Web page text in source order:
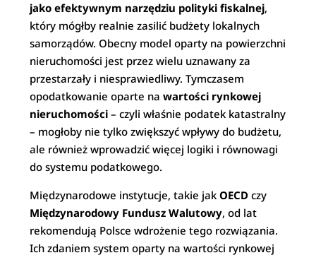
jako efektywnym narzędziu polityki fiskalnej,
który mógłby realnie zasilić budżety lokalnych
samorządów. Obecny model oparty na powierzchni
nieruchomości jest przez wielu uznawany za
przestarzały i niesprawiedliwy. Tymczasem
opodatkowanie oparte nawartości rynkowej
nieruchomości – czyli właśnie podatek katastralny
– mogłoby nie tylko zwiększyć wpływy do budżetu,
ale również wprowadzić więcej logiki i równowagi
do systemu podatkowego.
Międzynarodowe instytucje, takie jakOECD czy
Międzynarodowy Fundusz Walutowy, od lat
rekomendują Polsce wdrożenie tego rozwiązania.
Ich zdaniem system oparty na wartości rynkowej